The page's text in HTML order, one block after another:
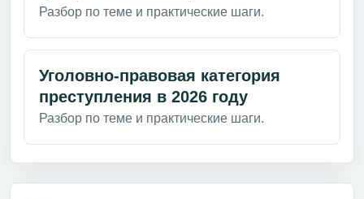
Разбор по теме и практические шаги.
Уголовно-правовая категория
преступления в 2026 году
Разбор по теме и практические шаги.